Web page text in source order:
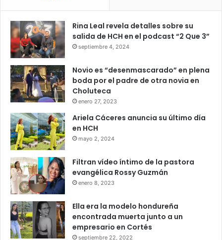
Rina Leal revela detalles sobre su
salida de HCH en el podcast “2 Que 3”
septiembre 4, 2024
Novio es “desenmascarado” en plena
boda por el padre de otra novia en
Choluteca
enero 27, 2023
Ariela Cáceres anuncia su último día
en HCH
mayo 2, 2024
Filtran vídeo íntimo de la pastora
evangélica Rossy Guzmán
enero 8, 2023
Ella era la modelo hondureña
encontrada muerta junto a un
empresario en Cortés
septiembre 22, 2022